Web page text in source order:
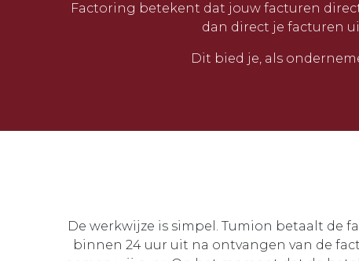
Factoring betekent dat jouw facturen
dan direct je facturen
Dit bied je, als
De werkwijze is simpel. Tumion betaalt
binnen 24 uur uit na ontvangen van de